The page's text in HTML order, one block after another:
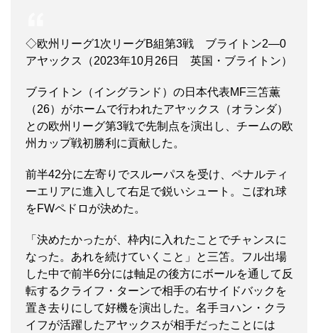
◇欧州リーグ1次リーグB組第3戦 ブライトン2―0
アヤックス（2023年10月26日 英国・ブライトン）
ブライトン（イングランド）の日本代表MF三笘薫
（26）がホームで行われたアヤックス（オランダ）
との欧州リーグ第3戦で先制点を演出し、チームの欧
州カップ戦初勝利に貢献した。
前半42分に左寄りでスルーパスを受け、ペナルティ
ーエリアに進入して右足で鋭いシュート。こぼれ球
をFWペドロが決めた。
「決めたかったが、枠内に入れたことでチャンスに
なった。あれを続けていくこと」と三笘。フル出場
した中で前半6分には軸足の後方にボールを通して反
転するクライフ・ターンで相手の右サイドバックを
置き去りにして好機を演出した。名手ヨハン・クラ
イフが活躍したアヤックスが相手だったことには